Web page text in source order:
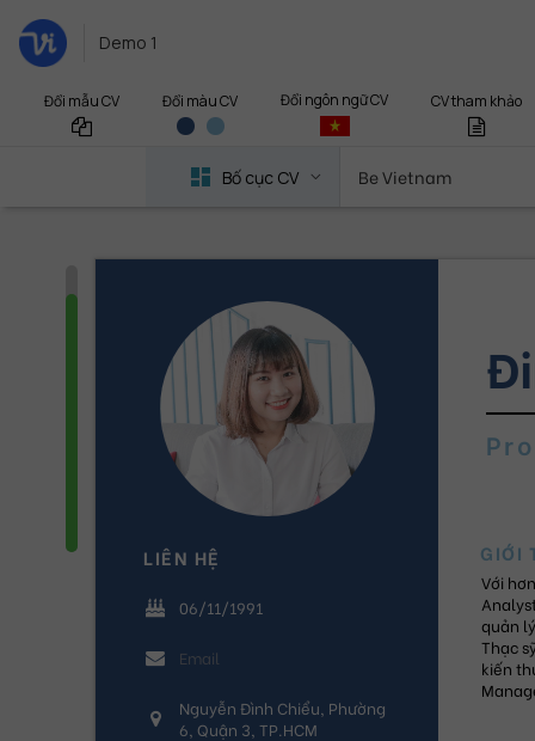
Demo 1
Đổi mẫu CV Đổi màu CV Đổi ngôn ngữ CV CV tham khảo
Bố cục CV Be Vietnam
LIÊN HỆ
06/11/1991
Nguyễn Đình Chiểu, Phường
6, Quận 3, TP.HCM
GIỚI
Với
quản
Thạc
kiến